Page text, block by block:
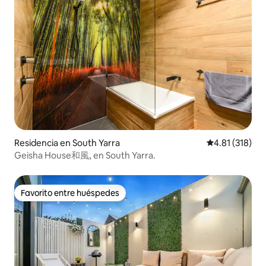
Residencia en South Yarra Calificación
4.81 (318)
Geisha House和風, en South Yarra.
Favorito entre huéspedes
Favorito entre huéspedes